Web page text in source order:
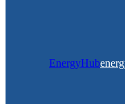
EnergyHub